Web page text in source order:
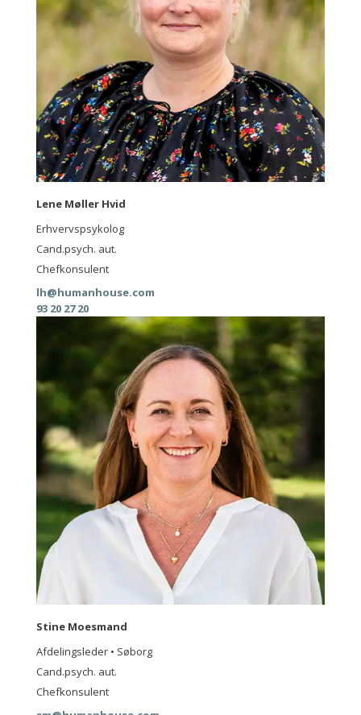
Stine Moesmand
Afdelingsleder • Søborg
Cand.psych. aut.
Chefkonsulent
Lene Møller Hvid
Erhvervspsykolog
Cand.psych. aut.
Chefkonsulent
lh@humanhouse.com
93 20 27 20